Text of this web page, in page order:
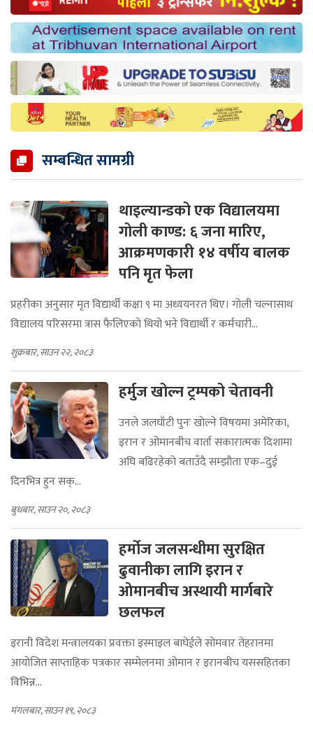
सम्बन्धित सामग्री
थाइल्यान्डको एक विद्यालयमा
गोली काण्ड: ६ जना मारिए,
आक्रमणकारी १४ वर्षीय बालक
पनि मृत फेला
प्रहरीका अनुसार मृत विद्यार्थी कक्षा ९ मा अध्ययनरत थिए। गोली चल्नासाथ
विद्यालय परिसरमा त्रास फैलिएको थियो भने विद्यार्थी र कर्मचारी...
शुक्रबार, साउन २२, २०८३
हर्मुज खोल्न ट्रम्पको चेतावनी
उनले जलघाँटी पुनः खोल्ने विषयमा अमेरिका,
इरान र ओमानबीच वार्ता सकारात्मक दिशामा
अघि बढिरहेको बताउँदै सम्झौता एक–दुई
दिनभित्र हुन सक्...
बुधबार, साउन २०, २०८३
हर्मोज जलसन्धीमा सुरक्षित
ढुवानीका लागि इरान र
ओमानबीच अस्थायी मार्गबारे
छलफल
इरानी विदेश मन्त्रालयका प्रवक्ता इस्माइल बाघेईले सोमवार तेहरानमा
आयोजित साप्ताहिक पत्रकार सम्मेलनमा ओमान र इरानबीच यससहितका
विभिन्न...
मंगलबार, साउन १९, २०८३